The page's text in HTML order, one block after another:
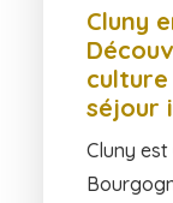
Cluny
séjour
Cluny